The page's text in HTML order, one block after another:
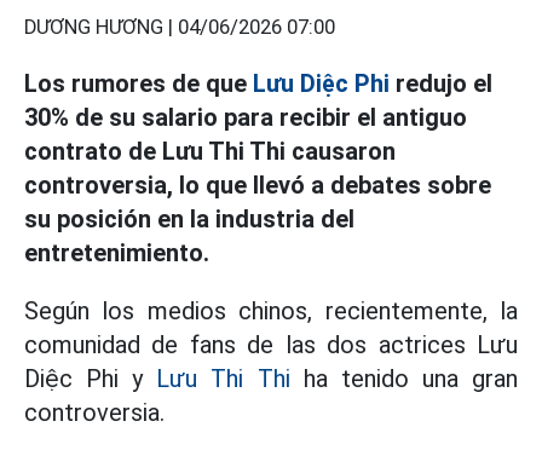
DƯƠNG HƯƠNG | 04/06/2026 07:00
Los rumores de que Lưu Diệc Phi redujo el
30% de su salario para recibir el antiguo
contrato de Lưu Thi Thi causaron
controversia, lo que llevó a debates sobre
su posición en la industria del
entretenimiento.
Según los medios chinos, recientemente, la
comunidad de fans de las dos actrices Lưu
Diệc Phi y Lưu Thi Thi ha tenido una gran
controversia.